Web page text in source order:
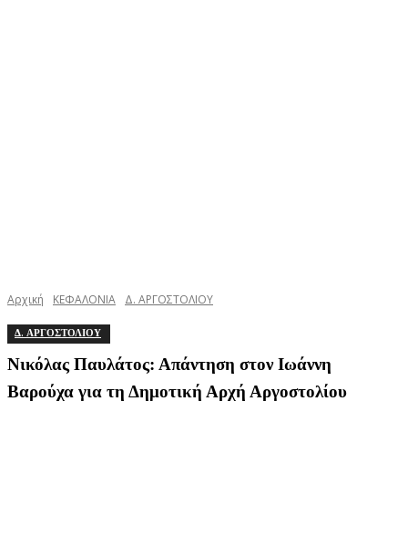
Αρχική ΚΕΦΑΛΟΝΙΑ Δ. ΑΡΓΟΣΤΟΛΙΟΥ
Δ. ΑΡΓΟΣΤΟΛΙΟΥ
Νικόλας Παυλάτος: Απάντηση στον Ιωάννη
Βαρούχα για τη Δημοτική Αρχή Αργοστολίου